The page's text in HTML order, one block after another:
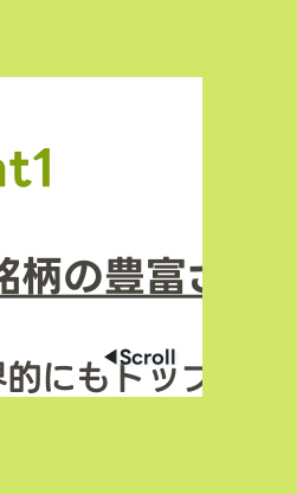
の豊富さ
にもトップクラ
◀︎Scroll